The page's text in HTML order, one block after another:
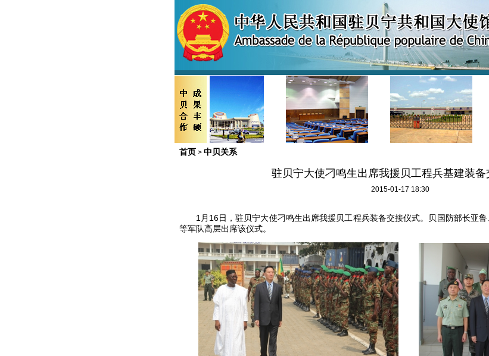
首页 > 中贝关系
驻贝宁大使刁鸣生出席我援贝工程兵基建装备
2015-01-17 18:30
1 月 16日，驻贝宁大使刁鸣生出席我援贝工程兵装备交接仪式。贝国防部长亚
等军队高层出席该仪式。